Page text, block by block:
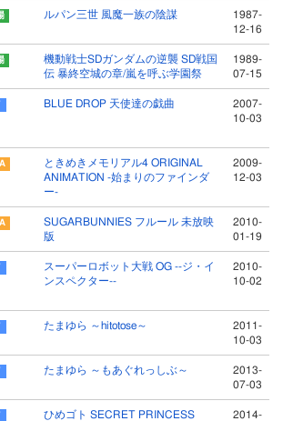
ルパン三世 風魔一族の陰謀
1987-
12-16
機動戦士SDガンダムの逆襲 SD戦国
伝 暴終空城の章/嵐を呼ぶ学園祭
1989-
07-15
BLUE DROP 天使達の戯曲
2007-
10-03
ときめきメモリアル4 ORIGINAL
ANIMATION -始まりのファインダ
ー-
2009-
12-03
SUGARBUNNIES フルール 未放映
版
2010-
01-19
スーパーロボット大戦 OG --ジ・イ
ンスペクター--
2010-
10-02
たまゆら ～hitotose～
2011-
10-03
たまゆら ～もあぐれっしぶ～
2013-
07-03
ひめゴト SECRET PRINCESS
2014-